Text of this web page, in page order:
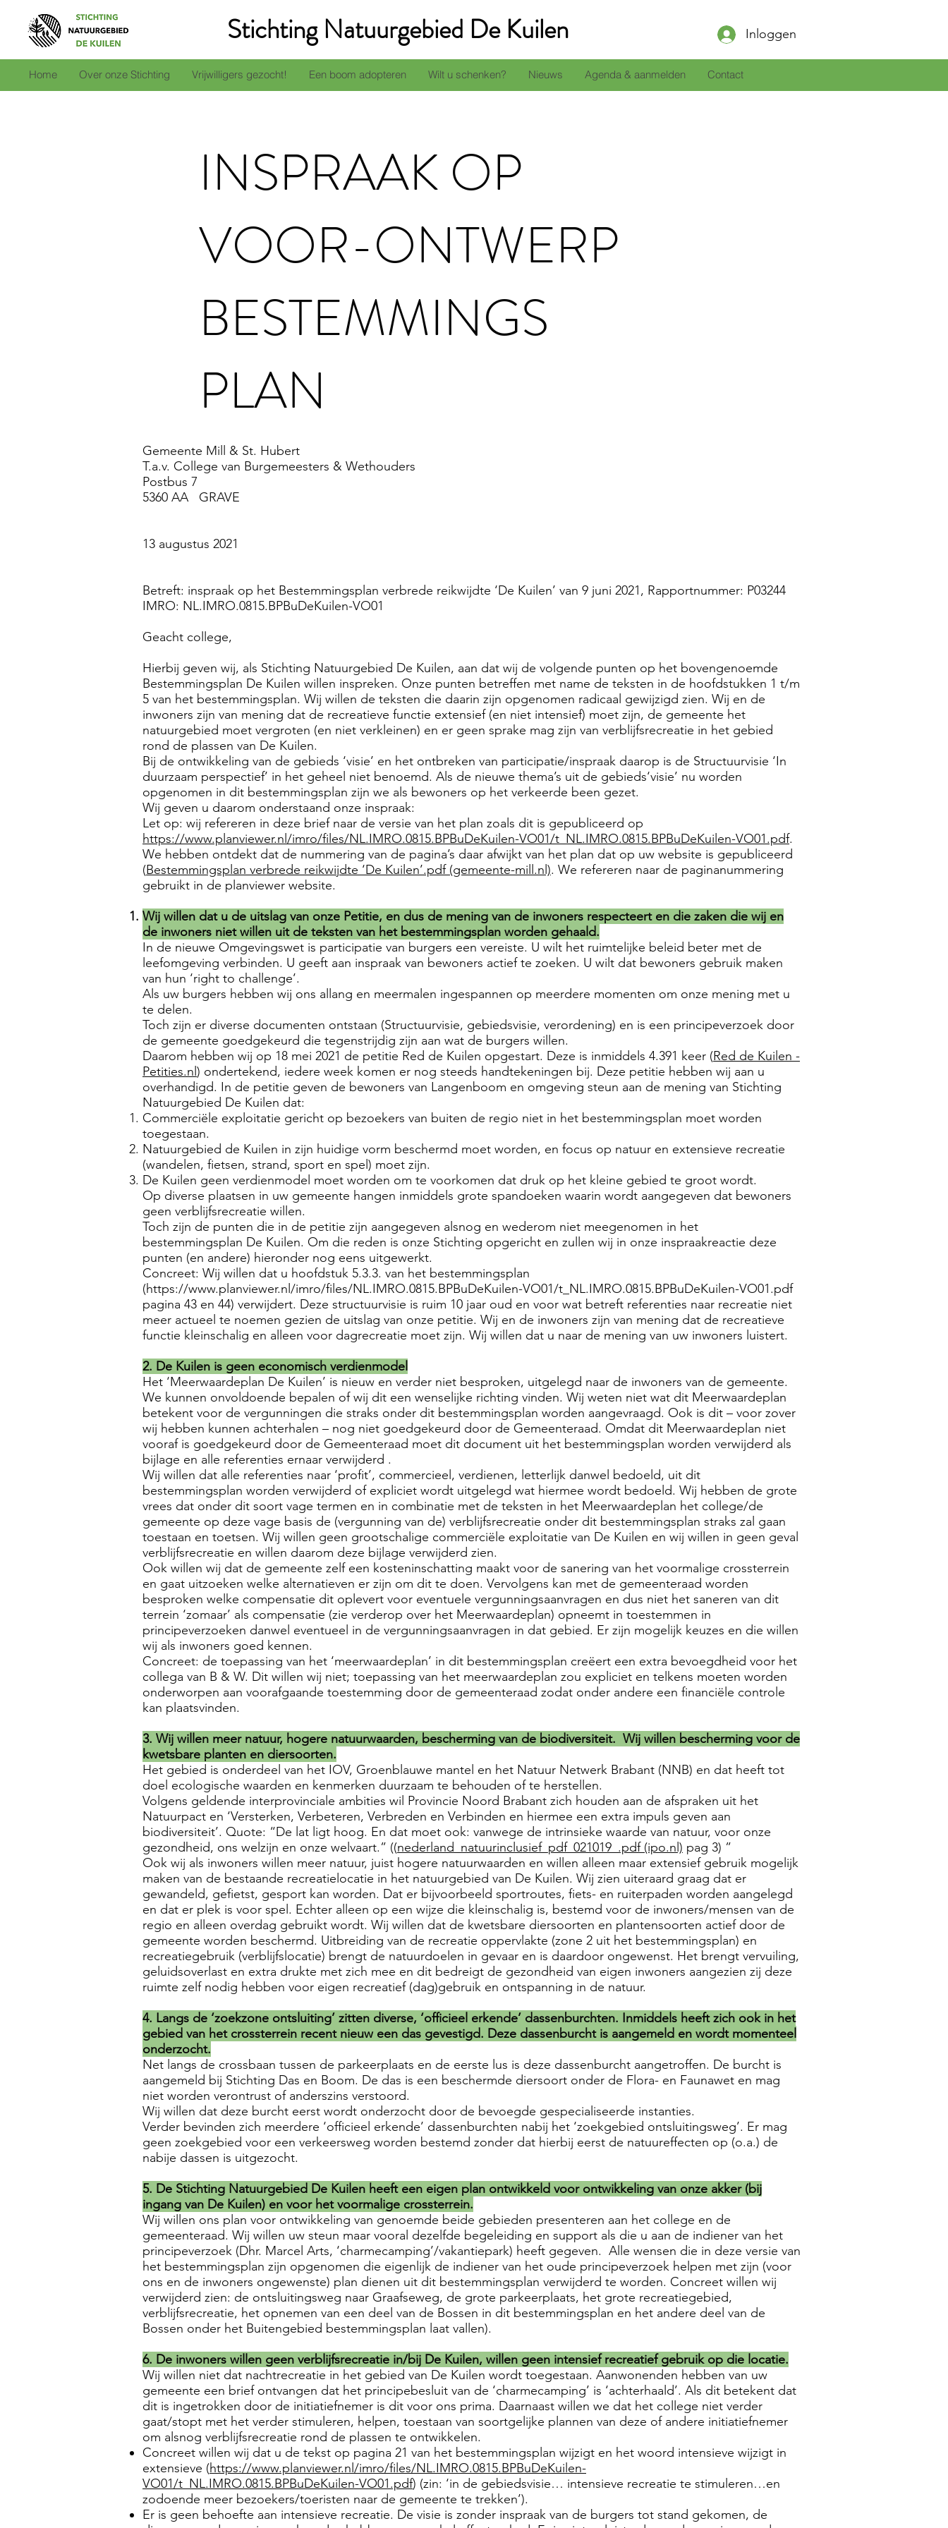
Stichting Natuurgebied De Kuilen Inloggen
Home Over onze Stichting Vrijwilligers gezocht! Een boom adopteren Wilt u schenken? Nieuws Agenda & aanmelden Contact
INSPRAAK OP
VOOR-ONTWERP
BESTEMMINGS
PLAN
Gemeente Mill & St. Hubert
T.a.v. College van Burgemeesters & Wethouders
Postbus 7
5360 AA GRAVE
13 augustus 2021
Betreft: inspraak op het Bestemmingsplan verbrede reikwijdte ‘De Kuilen’ van 9 juni 2021, Rapportnummer: P03244
IMRO: NL.IMRO.0815.BPBuDeKuilen-VO01
Geacht college,
Hierbij geven wij, als Stichting Natuurgebied De Kuilen, aan dat wij de volgende punten op het bovengenoemde
Bestemmingsplan De Kuilen willen inspreken. Onze punten betreffen met name de teksten in de hoofdstukken 1 t/m
5 van het bestemmingsplan. Wij willen de teksten die daarin zijn opgenomen radicaal gewijzigd zien. Wij en de
inwoners zijn van mening dat de recreatieve functie extensief (en niet intensief) moet zijn, de gemeente het
natuurgebied moet vergroten (en niet verkleinen) en er geen sprake mag zijn van verblijfsrecreatie in het gebied
rond de plassen van De Kuilen.
Bij de ontwikkeling van de gebieds ‘visie’ en het ontbreken van participatie/inspraak daarop is de Structuurvisie ‘In
duurzaam perspectief’ in het geheel niet benoemd. Als de nieuwe thema’s uit de gebieds‘visie’ nu worden
opgenomen in dit bestemmingsplan zijn we als bewoners op het verkeerde been gezet.
Wij geven u daarom onderstaand onze inspraak:
Let op: wij refereren in deze brief naar de versie van het plan zoals dit is gepubliceerd op
https://www.planviewer.nl/imro/files/NL.IMRO.0815.BPBuDeKuilen-VO01/t_NL.IMRO.0815.BPBuDeKuilen-VO01.pdf.
We hebben ontdekt dat de nummering van de pagina’s daar afwijkt van het plan dat op uw website is gepubliceerd
(Bestemmingsplan verbrede reikwijdte ‘De Kuilen’.pdf (gemeente-mill.nl). We refereren naar de paginanummering
gebruikt in de planviewer website.
Wij willen dat u de uitslag van onze Petitie, en dus de mening van de inwoners respecteert en die zaken die wij en
de inwoners niet willen uit de teksten van het bestemmingsplan worden gehaald.
In de nieuwe Omgevingswet is participatie van burgers een vereiste. U wilt het ruimtelijke beleid beter met de
leefomgeving verbinden. U geeft aan inspraak van bewoners actief te zoeken. U wilt dat bewoners gebruik maken
van hun ‘right to challenge’.
Als uw burgers hebben wij ons allang en meermalen ingespannen op meerdere momenten om onze mening met u
te delen.
Toch zijn er diverse documenten ontstaan (Structuurvisie, gebiedsvisie, verordening) en is een principeverzoek door
de gemeente goedgekeurd die tegenstrijdig zijn aan wat de burgers willen.
Daarom hebben wij op 18 mei 2021 de petitie Red de Kuilen opgestart. Deze is inmiddels 4.391 keer (Red de Kuilen -
Petities.nl ) ondertekend, iedere week komen er nog steeds handtekeningen bij. Deze petitie hebben wij aan u
overhandigd. In de petitie geven de bewoners van Langenboom en omgeving steun aan de mening van Stichting
Natuurgebied De Kuilen dat:
Commerciële exploitatie gericht op bezoekers van buiten de regio niet in het bestemmingsplan moet worden
toegestaan.
Natuurgebied de Kuilen in zijn huidige vorm beschermd moet worden, en focus op natuur en extensieve recreatie
(wandelen, fietsen, strand, sport en spel) moet zijn.
De Kuilen geen verdienmodel moet worden om te voorkomen dat druk op het kleine gebied te groot wordt.
Op diverse plaatsen in uw gemeente hangen inmiddels grote spandoeken waarin wordt aangegeven dat bewoners
geen verblijfsrecreatie willen.
Toch zijn de punten die in de petitie zijn aangegeven alsnog en wederom niet meegenomen in het
bestemmingsplan De Kuilen. Om die reden is onze Stichting opgericht en zullen wij in onze inspraakreactie deze
punten (en andere) hieronder nog eens uitgewerkt.
Concreet: Wij willen dat u hoofdstuk 5.3.3. van het bestemmingsplan
(https://www.planviewer.nl/imro/files/NL.IMRO.0815.BPBuDeKuilen-VO01/t_NL.IMRO.0815.BPBuDeKuilen-VO01.pdf
pagina 43 en 44) verwijdert. Deze structuurvisie is ruim 10 jaar oud en voor wat betreft referenties naar recreatie niet
meer actueel te noemen gezien de uitslag van onze petitie. Wij en de inwoners zijn van mening dat de recreatieve
functie kleinschalig en alleen voor dagrecreatie moet zijn. Wij willen dat u naar de mening van uw inwoners luistert.
2. De Kuilen is geen economisch verdienmodel
Het ‘Meerwaardeplan De Kuilen’ is nieuw en verder niet besproken, uitgelegd naar de inwoners van de gemeente.
We kunnen onvoldoende bepalen of wij dit een wenselijke richting vinden. Wij weten niet wat dit Meerwaardeplan
betekent voor de vergunningen die straks onder dit bestemmingsplan worden aangevraagd. Ook is dit – voor zover
wij hebben kunnen achterhalen – nog niet goedgekeurd door de Gemeenteraad. Omdat dit Meerwaardeplan niet
vooraf is goedgekeurd door de Gemeenteraad moet dit document uit het bestemmingsplan worden verwijderd als
bijlage en alle referenties ernaar verwijderd .
Wij willen dat alle referenties naar ‘profit’, commercieel, verdienen, letterlijk danwel bedoeld, uit dit
bestemmingsplan worden verwijderd of expliciet wordt uitgelegd wat hiermee wordt bedoeld. Wij hebben de grote
vrees dat onder dit soort vage termen en in combinatie met de teksten in het Meerwaardeplan het college/de
gemeente op deze vage basis de (vergunning van de) verblijfsrecreatie onder dit bestemmingsplan straks zal gaan
toestaan en toetsen. Wij willen geen grootschalige commerciële exploitatie van De Kuilen en wij willen in geen geval
verblijfsrecreatie en willen daarom deze bijlage verwijderd zien.
Ook willen wij dat de gemeente zelf een kosteninschatting maakt voor de sanering van het voormalige crossterrein
en gaat uitzoeken welke alternatieven er zijn om dit te doen. Vervolgens kan met de gemeenteraad worden
besproken welke compensatie dit oplevert voor eventuele vergunningsaanvragen en dus niet het saneren van dit
terrein ‘zomaar’ als compensatie (zie verderop over het Meerwaardeplan) opneemt in toestemmen in
principeverzoeken danwel eventueel in de vergunningsaanvragen in dat gebied. Er zijn mogelijk keuzes en die willen
wij als inwoners goed kennen.
Concreet: de toepassing van het ‘meerwaardeplan’ in dit bestemmingsplan creëert een extra bevoegdheid voor het
collega van B & W. Dit willen wij niet; toepassing van het meerwaardeplan zou expliciet en telkens moeten worden
onderworpen aan voorafgaande toestemming door de gemeenteraad zodat onder andere een financiële controle
kan plaatsvinden.
3. Wij willen meer natuur, hogere natuurwaarden, bescherming van de biodiversiteit. Wij willen bescherming voor de
kwetsbare planten en diersoorten.
Het gebied is onderdeel van het IOV, Groenblauwe mantel en het Natuur Netwerk Brabant (NNB) en dat heeft tot
doel ecologische waarden en kenmerken duurzaam te behouden of te herstellen.
Volgens geldende interprovinciale ambities wil Provincie Noord Brabant zich houden aan de afspraken uit het
Natuurpact en ‘Versterken, Verbeteren, Verbreden en Verbinden en hiermee een extra impuls geven aan
biodiversiteit’. Quote: “De lat ligt hoog. En dat moet ook: vanwege de intrinsieke waarde van natuur, voor onze
gezondheid, ons welzijn en onze welvaart.” ((nederland_natuurinclusief_pdf_021019_.pdf (ipo.nl) pag 3) ”
Ook wij als inwoners willen meer natuur, juist hogere natuurwaarden en willen alleen maar extensief gebruik mogelijk
maken van de bestaande recreatielocatie in het natuurgebied van De Kuilen. Wij zien uiteraard graag dat er
gewandeld, gefietst, gesport kan worden. Dat er bijvoorbeeld sportroutes, fiets- en ruiterpaden worden aangelegd
en dat er plek is voor spel. Echter alleen op een wijze die kleinschalig is, bestemd voor de inwoners/mensen van de
regio en alleen overdag gebruikt wordt. Wij willen dat de kwetsbare diersoorten en plantensoorten actief door de
gemeente worden beschermd. Uitbreiding van de recreatie oppervlakte (zone 2 uit het bestemmingsplan) en
recreatiegebruik (verblijfslocatie) brengt de natuurdoelen in gevaar en is daardoor ongewenst. Het brengt vervuiling,
geluidsoverlast en extra drukte met zich mee en dit bedreigt de gezondheid van eigen inwoners aangezien zij deze
ruimte zelf nodig hebben voor eigen recreatief (dag)gebruik en ontspanning in de natuur.
4. Langs de ‘zoekzone ontsluiting’ zitten diverse, ‘officieel erkende’ dassenburchten. Inmiddels heeft zich ook in het
gebied van het crossterrein recent nieuw een das gevestigd. Deze dassenburcht is aangemeld en wordt momenteel
onderzocht.
Net langs de crossbaan tussen de parkeerplaats en de eerste lus is deze dassenburcht aangetroffen. De burcht is
aangemeld bij Stichting Das en Boom. De das is een beschermde diersoort onder de Flora- en Faunawet en mag
niet worden verontrust of anderszins verstoord.
Wij willen dat deze burcht eerst wordt onderzocht door de bevoegde gespecialiseerde instanties.
Verder bevinden zich meerdere ‘officieel erkende’ dassenburchten nabij het ‘zoekgebied ontsluitingsweg’. Er mag
geen zoekgebied voor een verkeersweg worden bestemd zonder dat hierbij eerst de natuureffecten op (o.a.) de
nabije dassen is uitgezocht.
5. De Stichting Natuurgebied De Kuilen heeft een eigen plan ontwikkeld voor ontwikkeling van onze akker (bij
ingang van De Kuilen) en voor het voormalige crossterrein.
Wij willen ons plan voor ontwikkeling van genoemde beide gebieden presenteren aan het college en de
gemeenteraad. Wij willen uw steun maar vooral dezelfde begeleiding en support als die u aan de indiener van het
principeverzoek (Dhr. Marcel Arts, ‘charmecamping’/vakantiepark) heeft gegeven. Alle wensen die in deze versie van
het bestemmingsplan zijn opgenomen die eigenlijk de indiener van het oude principeverzoek helpen met zijn (voor
ons en de inwoners ongewenste) plan dienen uit dit bestemmingsplan verwijderd te worden. Concreet willen wij
verwijderd zien: de ontsluitingsweg naar Graafseweg, de grote parkeerplaats, het grote recreatiegebied,
verblijfsrecreatie, het opnemen van een deel van de Bossen in dit bestemmingsplan en het andere deel van de
Bossen onder het Buitengebied bestemmingsplan laat vallen).
6. De inwoners willen geen verblijfsrecreatie in/bij De Kuilen, willen geen intensief recreatief gebruik op die locatie.
Wij willen niet dat nachtrecreatie in het gebied van De Kuilen wordt toegestaan. Aanwonenden hebben van uw
gemeente een brief ontvangen dat het principebesluit van de ‘charmecamping’ is ‘achterhaald’. Als dit betekent dat
dit is ingetrokken door de initiatiefnemer is dit voor ons prima. Daarnaast willen we dat het college niet verder
gaat/stopt met het verder stimuleren, helpen, toestaan van soortgelijke plannen van deze of andere initiatiefnemer
om alsnog verblijfsrecreatie rond de plassen te ontwikkelen.
Concreet willen wij dat u de tekst op pagina 21 van het bestemmingsplan wijzigt en het woord intensieve wijzigt in
extensieve (https://www.planviewer.nl/imro/files/NL.IMRO.0815.BPBuDeKuilen-
VO01/t_NL.IMRO.0815.BPBuDeKuilen-VO01.pdf) (zin: ‘in de gebiedsvisie… intensieve recreatie te stimuleren…en
zodoende meer bezoekers/toeristen naar de gemeente te trekken’).
Er is geen behoefte aan intensieve recreatie. De visie is zonder inspraak van de burgers tot stand gekomen, de